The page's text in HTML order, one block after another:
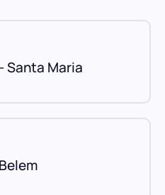
Santa Maria